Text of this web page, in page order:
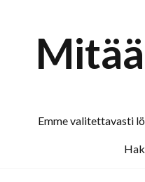
Emme valitettavasti